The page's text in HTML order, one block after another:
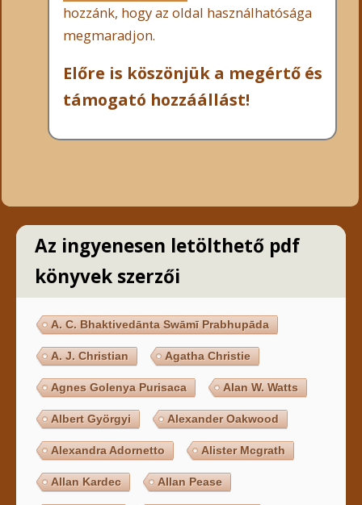
hozzánk, hogy az oldal használhatósága
megmaradjon.
Előre is köszönjük a megértő és
támogató hozzáállást!
Az ingyenesen letölthető pdf
könyvek szerzői
A. C. Bhaktivedānta Swāmī Prabhupāda
A. J. Christian Agatha Christie
Agnes Golenya Purisaca Alan W. Watts
Albert Györgyi Alexander Oakwood
Alexandra Adornetto Alister Mcgrath
Allan Kardec Allan Pease